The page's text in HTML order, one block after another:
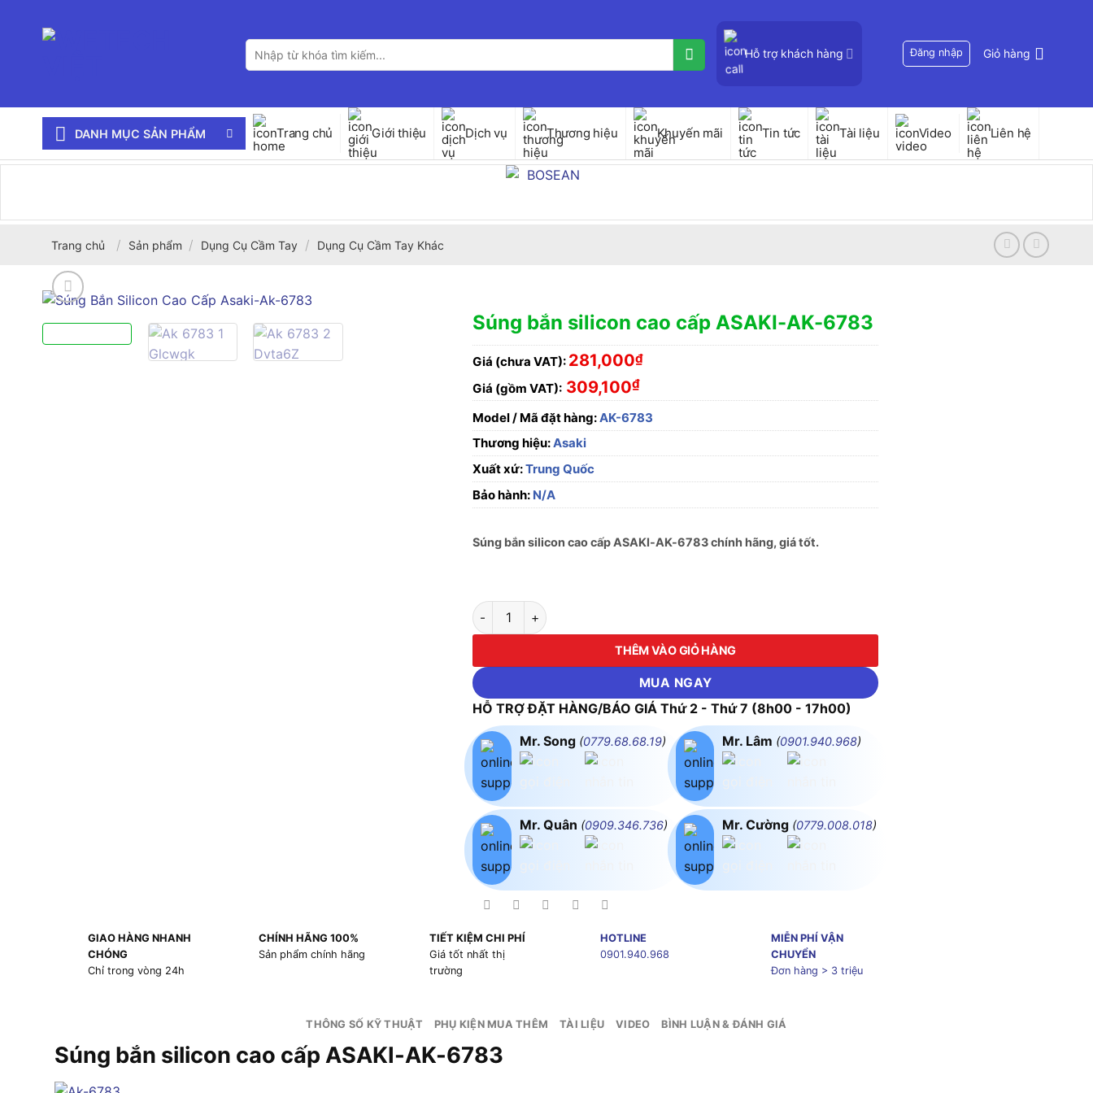
Tìm
kiếm:
Hỗ trợ khách hàng Đăng nhập Giỏ hàng
DANH MỤC SẢN PHẨM Trang chủ Giới thiệu Dịch vụ Thương hiệu Khuyến mãi Tin tức Tài liệu Video Liên hệ
Trang chủ / Sản phẩm / Dụng Cụ Cầm Tay / Dụng Cụ Cầm Tay Khác
Súng bắn silicon cao cấp ASAKI-AK-6783
Giá (chưa VAT): 281,000₫
Giá (gồm VAT): 309,100₫
Model / Mã đặt hàng:AK-6783
Thương hiệu:Asaki
Xuất xứ:Trung Quốc
Bảo hành: N/A
Súng bắn silicon cao cấp ASAKI-AK-6783 chính hãng, giá tốt.
Súng bắn silicon cao cấp ASAKI-AK-6783 số lượng
THÊM VÀO GIỎ HÀNG
MUA NGAY
HỖ TRỢ ĐẶT HÀNG/BÁO GIÁ Thứ 2 - Thứ 7 (8h00 - 17h00)
Mr. Song (0779.68.68.19)
Mr. Quân (0909.346.736)
Mr. Lâm (0901.940.968)
Mr. Cường (0779.008.018)
GIAO HÀNG NHANH
CHÓNG
Chỉ trong vòng 24h
CHÍNH HÃNG 100%
Sản phẩm chính hãng
TIẾT KIỆM CHI PHÍ
Giá tốt nhất thị
trường
HOTLINE
0901.940.968
MIỄN PHÍ VẬN
CHUYỂN
Đơn hàng > 3 triệu
THÔNG SỐ KỸ THUẬT PHỤ KIỆN MUA THÊM TÀI LIỆU VIDEO BÌNH LUẬN & ĐÁNH GIÁ
Súng bắn silicon cao cấp ASAKI-AK-6783